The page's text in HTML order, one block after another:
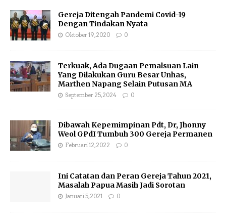
Gereja Ditengah Pandemi Covid-19
Dengan Tindakan Nyata
Oktober 19, 2020 0
Terkuak, Ada Dugaan Pemalsuan Lain
Yang Dilakukan Guru Besar Unhas,
Marthen Napang Selain Putusan MA
September 25, 2024 0
Dibawah Kepemimpinan Pdt, Dr, Jhonny
Weol GPdI Tumbuh 300 Gereja Permanen
Februari 12, 2022 0
Ini Catatan dan Peran Gereja Tahun 2021,
Masalah Papua Masih Jadi Sorotan
Januari 5, 2021 0